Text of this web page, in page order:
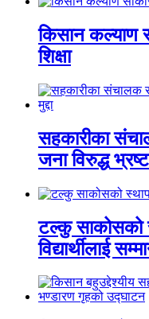
किसान कल्याण
शिक्षा
सहकारीका
जना विरुद्ध
टल्कु साकोसको
विद्यार्थीलाई